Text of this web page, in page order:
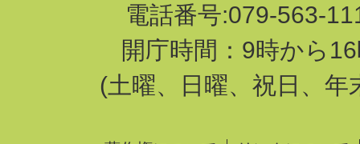
電話番号:079-563-
開庁時間：9時から
(土曜、日曜、祝日、年